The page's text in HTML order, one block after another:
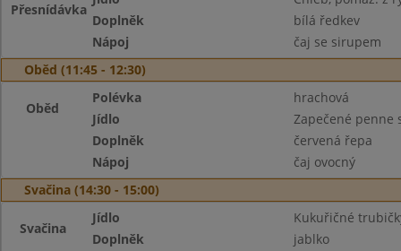
Přesnídávka
Doplněk
bílá ředkev
Nápoj
čaj se sirupem
Oběd (11:45 - 12:30)
Oběd
Polévka
hrachová
Jídlo
Zapečené penne
Doplněk
červená řepa
Nápoj
čaj ovocný
Svačina (14:30 - 15:00)
Svačina
Jídlo
Kukuřičné
Doplněk
jablko